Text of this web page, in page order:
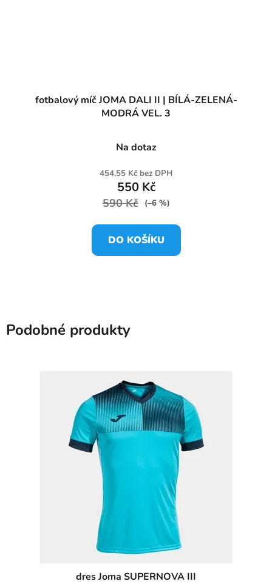
fotbalový míč JOMA DALI II | BÍLÁ-ZELENÁ-
MODRÁ VEL. 3
Na dotaz
454,55 Kč bez DPH
550 Kč
590 Kč (–6 %)
DO KOŠÍKU
Podobné produkty
dres Joma SUPERNOVA III